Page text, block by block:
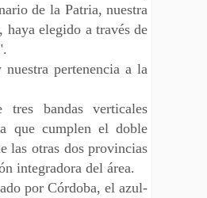
de la Patria, nuestra
haya elegido a través de
pertenencia a la
bandas verticales
que cumplen el doble
las otras dos provincias
integradora del área.
por Córdoba, el azul-